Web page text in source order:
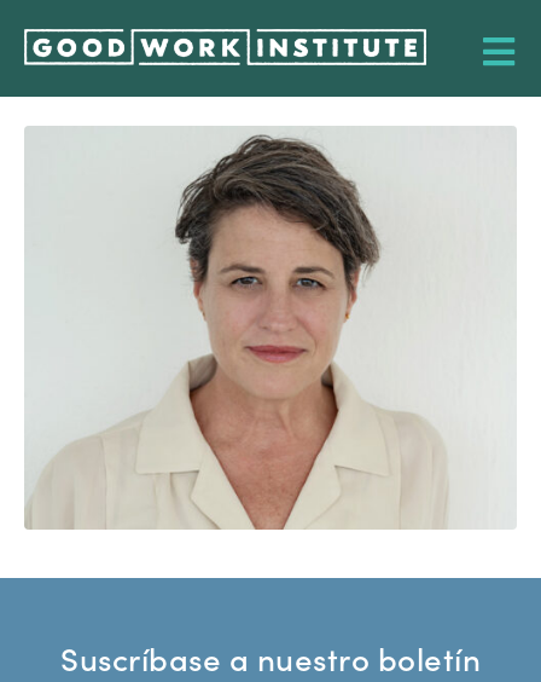
Suscríbase a nuestro boletín